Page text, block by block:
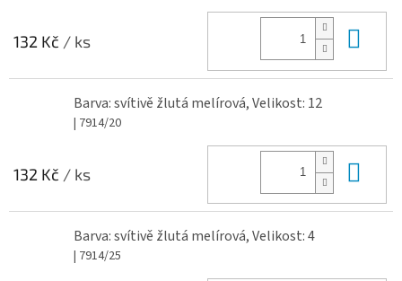
132 Kč / ks
Barva: svítivě žlutá melírová, Velikost: 12
| 7914/20
132 Kč / ks
Barva: svítivě žlutá melírová, Velikost: 4
| 7914/25